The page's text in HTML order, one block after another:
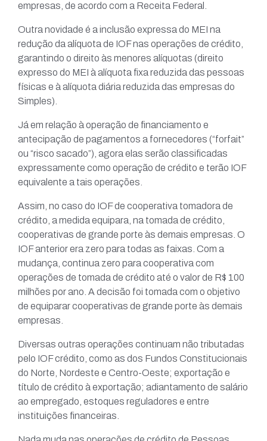
empresas, de acordo com a Receita Federal.
Outra novidade é a inclusão expressa do MEI na
redução da alíquota de IOF nas operações de crédito,
garantindo o direito às menores alíquotas (direito
expresso do MEI à alíquota fixa reduzida das pessoas
físicas e à alíquota diária reduzida das empresas do
Simples).
Já em relação à operação de financiamento e
antecipação de pagamentos a fornecedores (“forfait”
ou “risco sacado”), agora elas serão classificadas
expressamente como operação de crédito e terão IOF
equivalente a tais operações.
Assim, no caso do IOF de cooperativa tomadora de
crédito, a medida equipara, na tomada de crédito,
cooperativas de grande porte às demais empresas. O
IOF anterior era zero para todas as faixas. Com a
mudança, continua zero para cooperativa com
operações de tomada de crédito até o valor de R$ 100
milhões por ano. A decisão foi tomada com o objetivo
de equiparar cooperativas de grande porte às demais
empresas.
Diversas outras operações continuam não tributadas
pelo IOF crédito, como as dos Fundos Constitucionais
do Norte, Nordeste e Centro-Oeste; exportação e
título de crédito à exportação; adiantamento de salário
ao empregado, estoques reguladores e entre
instituições financeiras.